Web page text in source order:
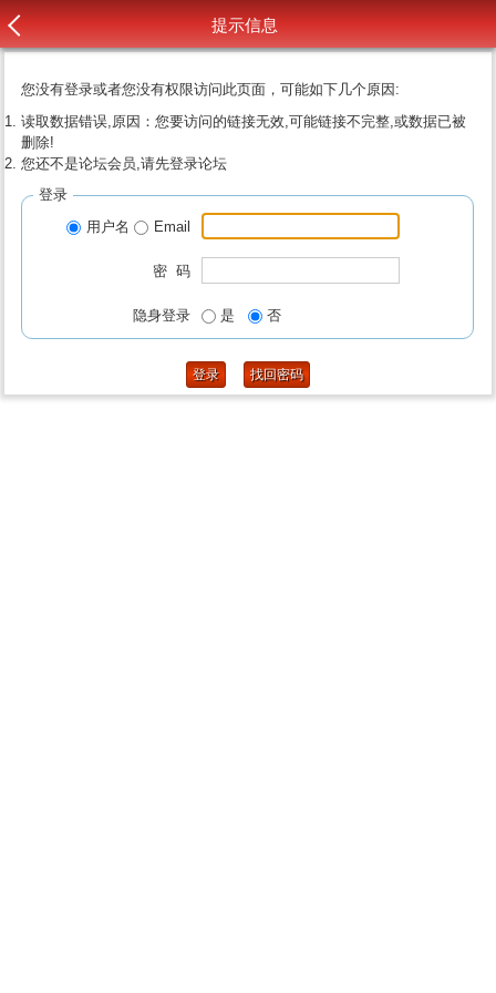
提示信息
您没有登录或者您没有权限访问此页面，可能如下几个原因:
读取数据错误,原因：您要访问的链接无效,可能链接不完整,或数据已被
删除!
您还不是论坛会员,请先登录论坛
登录
用户名
Email
密 码
隐身登录 是 否